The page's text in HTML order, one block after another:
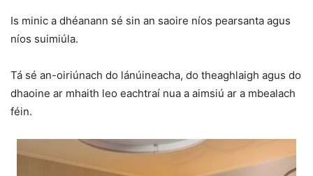
Is minic a dhéanann sé sin an saoire níos pearsanta agus
níos suimiúla.
Tá sé an-oiriúnach do lánúineacha, do theaghlaigh agus do
dhaoine ar mhaith leo eachtraí nua a aimsiú ar a mbealach
féin.